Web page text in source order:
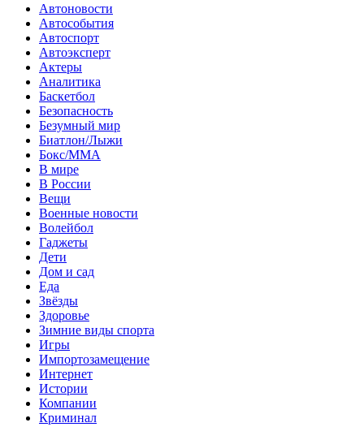
Автоновости
Автособытия
Автоспорт
Автоэксперт
Актеры
Аналитика
Баскетбол
Безопасность
Безумный мир
Биатлон/Лыжи
Бокс/MMA
В мире
В России
Вещи
Военные новости
Волейбол
Гаджеты
Дети
Дом и сад
Еда
Звёзды
Здоровье
Зимние виды спорта
Игры
Импортозамещение
Интернет
Истории
Компании
Криминал